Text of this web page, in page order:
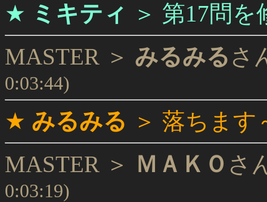
★ ミキティ ＞ 第17問を
MASTER ＞ みるみる さ
0:03:44)
★ みるみる ＞ 落ちます
MASTER ＞
ＭＡＫＯ さ
0:03:19)